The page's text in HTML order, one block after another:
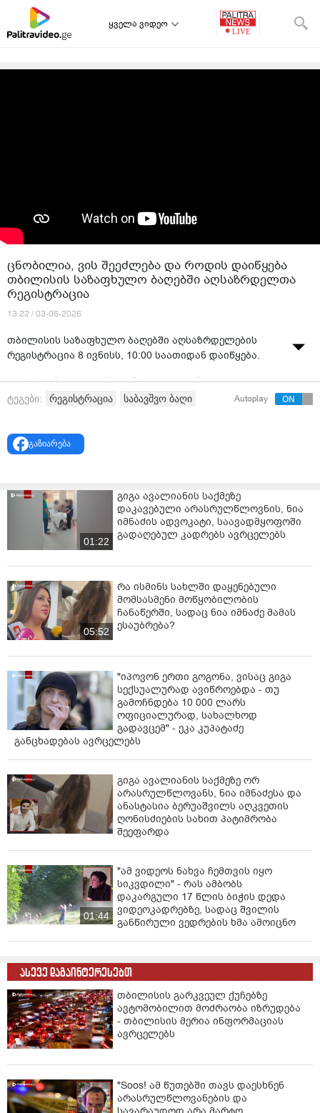
ყველა ვიდეო
ცნობილია, ვის შეეძლება და როდის დაიწყება
თბილისის საზაფხულო ბაღებში აღსაზრდელთა
რეგისტრაცია
13:22 / 03-06-2026
თბილისის საზაფხულო ბაღებში აღსაზრდელების
რეგისტრაცია 8 ივნისს, 10:00 საათიდან დაიწყება.
ამის შესახებ დედაქალაქის მერმა, კახამ კალაძემ
თბილისის მუნიციპალიტეტის მთავრობის სხდომაზე
მისი განცხადებით, ზაფხულის განმავლობაში, 54
საბავშვო ბაღი იმუშავებს, სადაც 19 500-მდე
„მინდა, მოგაწოდოთ ინფორმაცია თბილისის მერიის
სოციალურ პროექტ საზაფხულო ბაღებში
აღსაზრდელთა რეგისტრაციის შესახებ.
მოგეხსენებათ, სასწავლო წელი საბავშვო ბაღებში 30
ივნისს სრულდება, 1-ელი ივლისიდან კი მთელი თვის
განმავლობაში იმუშავებს საზაფხულო ბაღები. წელს
თბილისში 54 საზაფხულო ბაღი იფუნქციონირებს,
სადაც 19 500-მდე აღსაზრდელი ჩაირიცხება.
რეგისტრაცია ელექტრონულად წარიმართება
დაიწყება 8 ივნისს, 10:00 საათიდან და გაგრძელდება
21 ივნისის ჩათვლით“, - აღნიშნა დედაქალაქის მერმა.
მისივე ინფორმაციით, პროექტით სარგებლობა
შეეძლებათ თბილისის ბაღებში რეგისტრირებულ 2-
სკოლაში მიდიან.
„უკვე წლებია ჩვენ ამ სოციალურ პროექტს
ვახორციელებთ. საზაფხულო ბაღების მომსახურებაზე
მოთხოვნა ყოველთვის მაღალია, რადგან
დასაქმებულ თბილისელთა დიდი ნაწილი ივლისში
ქალაქიდან გასვლას ვერ ახერხებს.
ამასთან ერთად, პროექტის განხორციელება
მნიშვნელოვანია საბავშვო ბაღებში დასაქმებული
თანამშრომლებისთვის, რადგან ისინი საზაფხულო
ბაღებში მუშაობისთვის დამატებით ანაზღაურებას
თანამშრომელი იმუშავებს“, - განაცხადა კახა
კალაძემ.
საზაფხულო ბაღების სია ხელმისაწვდომია თბილისის
საბავშვო ბაგა-ბაღების მართვის სააგენტოს
ვებგვერდზე.
ტეგები: რეგისტრაცია საბავშვო ბაღი Autoplay
გაზიარება
01:22
გიგა ავალიანის საქმეზე
დაკავებული არასრულწლოვნის, ნია
იმნაძის ადვოკატი, საავადმყოფოში
გადაღებულ კადრებს ავრცელებს
05:52
რა ისმინს სახლში დაყენებული
მომსასმენი მოწყობილობის
ჩანაწერში, სადაც ნია იმნაძე მამას
ესაუბრება?
"იპოვონ ერთი გოგონა, ვისაც გიგა
სექსუალურად ავიწროებდა - თუ
გამოჩნდება 10 000 ლარს
ოფიციალურად, სახალხოდ
გადავცემ" - ეკა კუპატაძე
განცხადებას ავრცელებს
გიგა ავალიანის საქმეზე ორ
არასრულწლოვანს, ნია იმნაძესა და
ანასტასია ბერუაშვილს აღკვეთის
ღონისძიების სახით პატიმრობა
შეეფარდა
01:44
"ამ ვიდეოს ნახვა ჩემთვის იყო
სიკვდილი" - რას ამბობს
დაკარგული 17 წლის ბიჭის დედა
ვიდეოკადრებზე, სადაც შვილის
განწირული ვედრების ხმა ამოიცნო
ასევე დაგაინტერესებთ
თბილისის გარკვეულ ქუჩებზე
ავტომობილით მოძრაობა იზრუდება
- თბილისის მერია ინფორმაციას
ავრცელებს
"Soos! ამ წუთებში თავს დაესხნენ
არასრულწლოვანების და